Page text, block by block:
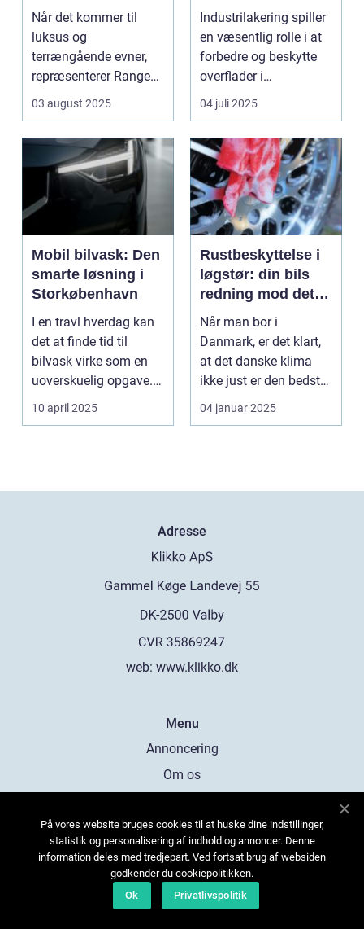
Når det kommer til
luksus og
terrængående evner,
repræsenterer Range
Rover n...
03 august 2025
dybdegående
Industrilakering spiller
en væsentlig rolle i at
forbedre og beskytte
overflader i
forskellige...
04 juli 2025
Mobil bilvask: Den
smarte løsning i
Storkøbenhavn
I en travl hverdag kan
det at finde tid til
bilvask virke som en
uoverskuelig opgave.
Især i S...
10 april 2025
Rustbeskyttelse i
løgstør: din bils
redning mod det
danske klima
Når man bor i
Danmark, er det klart,
at det danske klima
ikke just er den bedste
ven for bilen...
04 januar 2025
Adresse
web: www.klikko.dk
Menu
Annoncering
Om os
Kontakt os
Sitemap
På vores website bruges cookies til at huske dine indstillinger,
statistik og personalisering af indhold og annoncer. Denne
information deles med tredjepart. Ved fortsat brug af websiden
godkender du cookiepolitikken.
Ok
Privatlivspolitik